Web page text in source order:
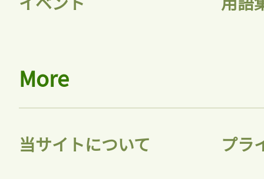
More
当サイトについて プラ